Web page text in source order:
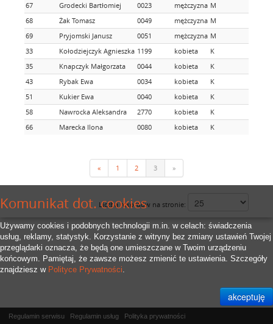
Komunikat dot. cookies
Używamy cookies i podobnych technologii m.in. w celach: świadczenia
usług, reklamy, statystyk. Korzystanie z witryny bez zmiany ustawień Twojej
przeglądarki oznacza, że będą one umieszczane w Twoim urządzeniu
końcowym. Pamiętaj, że zawsze możesz zmienić te ustawienia. Szczegóły
znajdziesz w Polityce Prywatności.
67
Grodecki Bartłomiej 0023 mężczyzna M
68
Żak Tomasz 0049 mężczyzna M
69
Pryjomski Janusz 0051 mężczyzna M
33
Kołodziejczyk Agnieszka 1199 kobieta K
35
Knapczyk Małgorzata 0044 kobieta K
43
Rybak Ewa 0034 kobieta K
51
Kukier Ewa 0040 kobieta K
58
Nawrocka Aleksandra 2770 kobieta K
66
Marecka Ilona 0080 kobieta K
« 1 2 3 »
Liczba rekordów na stronie:
Regulamin serwisu Regulamin usług Polityka prywatności